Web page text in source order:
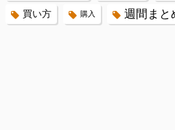
買い方 購入 週間まと